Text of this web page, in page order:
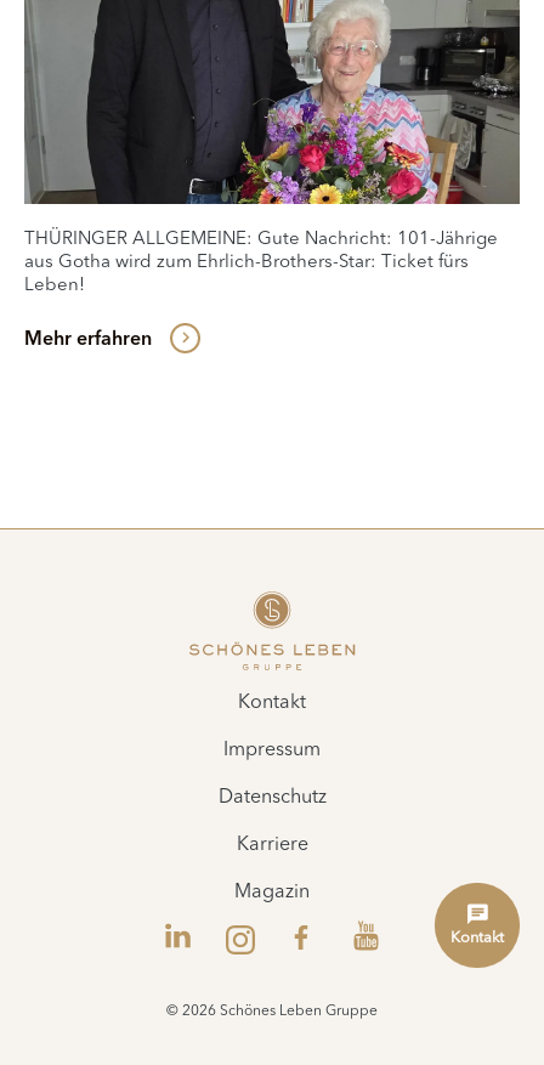
THÜRINGER ALLGEMEINE: Gute Nachricht: 101-Jährige
aus Gotha wird zum Ehrlich-Brothers-Star: Ticket fürs
Leben!
Mehr erfahren
Kontakt
Impressum
Datenschutz
Karriere
Magazin
© 2026 Schönes Leben Gruppe
Kontakt